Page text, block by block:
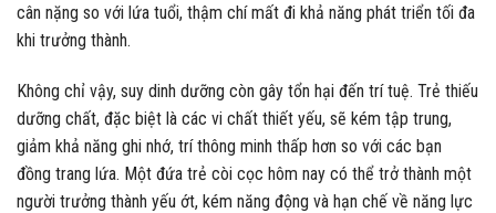
cân nặng so với lứa tuổi, thậm chí mất đi khả năng phát triển tối đa
khi trưởng thành.
Không chỉ vậy, suy dinh dưỡng còn gây tổn hại đến trí tuệ. Trẻ thiếu
dưỡng chất, đặc biệt là các vi chất thiết yếu, sẽ kém tập trung,
giảm khả năng ghi nhớ, trí thông minh thấp hơn so với các bạn
đồng trang lứa. Một đứa trẻ còi cọc hôm nay có thể trở thành một
người trưởng thành yếu ớt, kém năng động và hạn chế về năng lực